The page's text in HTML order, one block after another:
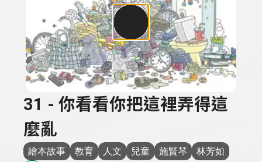
31 - 你看看你把這裡弄得這
麼亂
繪本故事 教育 人文 兒童 施賢琴 林芳如